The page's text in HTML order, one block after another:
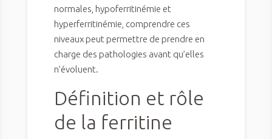
normales, hypoferritinémie et
hyperferritinémie, comprendre ces
niveaux peut permettre de prendre en
charge des pathologies avant qu’elles
n’évoluent.
Définition et rôle
de la ferritine